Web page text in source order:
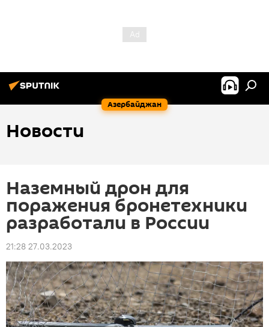
Азербайджан
Новости
Наземный дрон для
поражения бронетехники
разработали в России
21:28 27.03.2023